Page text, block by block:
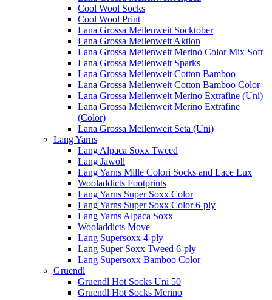
Cool Wool Socks
Cool Wool Print
Lana Grossa Meilenweit Socktober
Lana Grossa Meilenweit Aktion
Lana Grossa Meilenweit Merino Color Mix Soft
Lana Grossa Meilenweit Sparks
Lana Grossa Meilenweit Cotton Bamboo
Lana Grossa Meilenweit Cotton Bamboo Color
Lana Grossa Meilenweit Merino Extrafine (Uni)
Lana Grossa Meilenweit Merino Extrafine
(Color)
Lana Grossa Meilenweit Seta (Uni)
Lang Yarns
Lang Alpaca Soxx Tweed
Lang Jawoll
Lang Yarns Mille Colori Socks and Lace Lux
Wooladdicts Footprints
Lang Yarns Super Soxx Color
Lang Yarns Super Soxx Color 6-ply
Lang Yarns Alpaca Soxx
Wooladdicts Move
Lang Supersoxx 4-ply
Lang Super Soxx Tweed 6-ply
Lang Supersoxx Bamboo Color
Gruendl
Gruendl Hot Socks Uni 50
Gruendl Hot Socks Merino